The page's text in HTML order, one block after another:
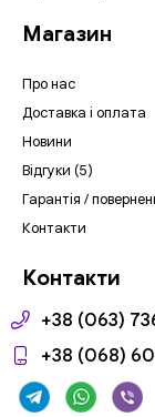
Магазин
Про нас
Доставка і оплата
Новини
Відгуки (5)
Гарантія /
Контакти
Контакти
+38 (063)
+38 (068)